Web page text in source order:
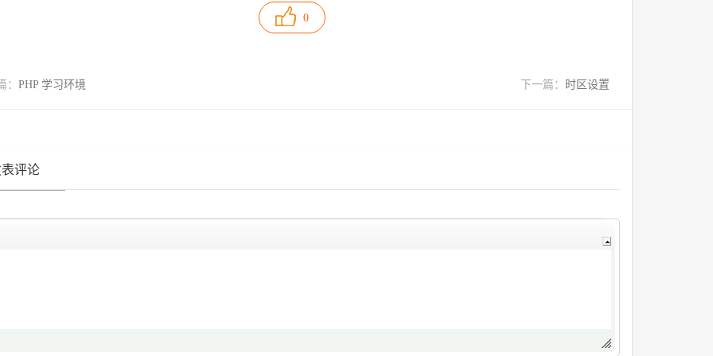
0
： PHP 学习环境 下一篇： 时区设置
评论